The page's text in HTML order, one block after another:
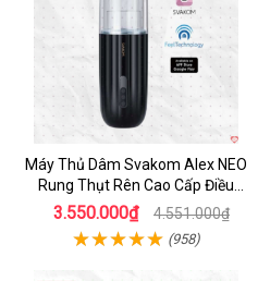
Máy Thủ Dâm Svakom Alex NEO
Rung Thụt Rên Cao Cấp Điều
Khiển App
3.550.000₫ 4.551.000₫
(958)